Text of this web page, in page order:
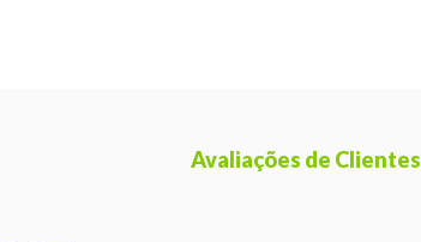
Avaliações de Clientes